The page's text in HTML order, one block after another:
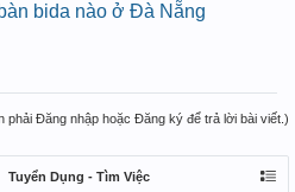
bida nào ở Đà Nẵng
phải Đăng nhập hoặc Đăng ký để trả lời bài viết.)
Tuyển Dụng - Tìm Việc